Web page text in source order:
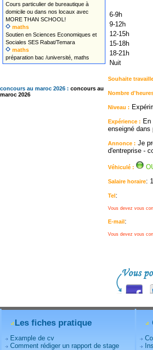
Cours particulier de bureautique à
domicile ou dans nos locaux avec
MORE THAN SCHOOL!
maths
Soutien en Sciences Economiques et
Sociales SES Rabat/Temara
maths
préparation bac /université, maths
concours au maroc 2026 : concours au
maroc 2026
6-9h
9-12h
12-15h
15-18h
18-21h
Nuit
Souhaite
Nombre
Niveau :
Expérience :
enseigné
Annonce : Je
d'entreprise -
Véhiculé :
Salaire horaire:
Tel:
Vous devez vous
E-mail:
Vous devez vous
Les fiches pratique
Example de cv
Comment rédiger un rapport de stage